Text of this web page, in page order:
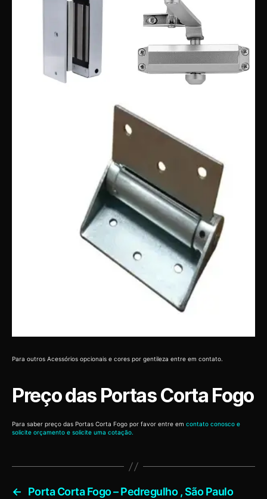
Para outros Acessórios opcionais e cores por gentileza entre em contato.
Preço das Portas Corta Fogo
Para saber preço das Portas Corta Fogo por favor entre em contato conosco e
solicite orçamento e solicite uma cotação.
←
Porta Corta Fogo – Pedregulho , São Paulo